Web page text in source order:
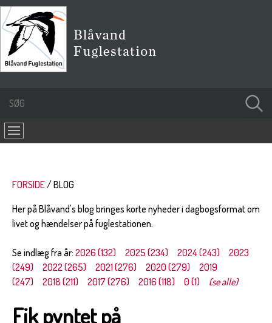
FORSIDE
BLOG
Her på Blåvand's blog bringes korte nyheder i dagbogsformat om
livet og hændelser på fuglestationen.
Se indlæg fra år: 2026 (132) 2025 (234) 2024 (243)
2023
(249)
2022 (265) 2021 (276) 2020 (279)
2019
(247)
2018 (211) 2017 (276) 2016 (118) 0 (1) (se alle)
Fik pyntet på